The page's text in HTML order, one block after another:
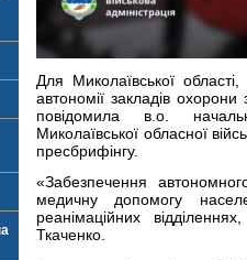
Для Миколаївської
автономії закладів
повідомила в.о.
Миколаївської обласної
пресбрифінгу.
«Забезпечення
медичну допомогу
реанімаційних
Ткаченко.